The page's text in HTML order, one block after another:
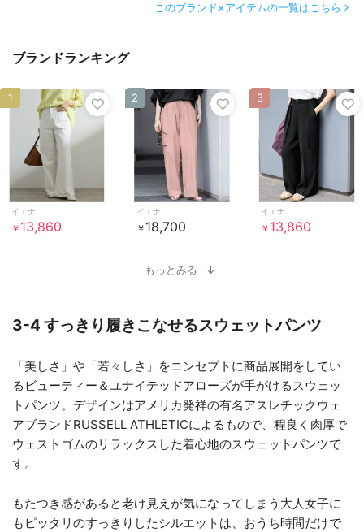
このブランド×アイテムの一覧はこちら
ブランドランキング
イエナ
￥ 13,860
1
イエナ
￥ 18,700
2
イエナ
￥ 13,860
3
もっとみる
3-4 すっきり履きこなせるスウェットパンツ
「美しさ」や「若々しさ」をコンセプトに商品展開をしてい
るビューティー＆ユナイテッドアローズが手がけるスウェッ
トパンツ。デザインはアメリカ発祥の有名アスレチックウェ
アブランドRUSSELL ATHLETICによるもので、程良く肉厚で
ウェストゴムのリラックスした着心地のスウェットパンツで
す。
もたつき感があると老け見えが気になってしまう大人女子に
もピッタリのすっきりしたシルエットは、おうち時間だけで